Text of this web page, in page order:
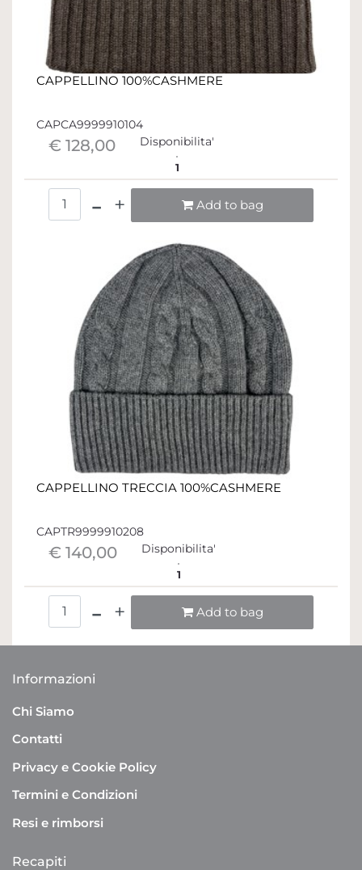
CAPPELLINO 100%CASHMERE
CAPCA9999910104
€ 128,00 Disponibilita'
1
Add to bag
CAPPELLINO TRECCIA 100%CASHMERE
CAPTR9999910208
€ 140,00 Disponibilita'
1
Add to bag
Informazioni
Chi Siamo
Contatti
Privacy e Cookie Policy
Termini e Condizioni
Resi e rimborsi
Recapiti